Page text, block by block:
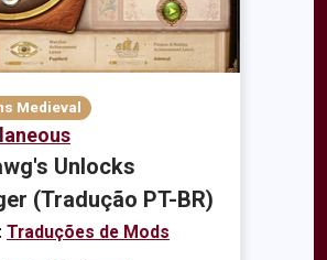
Medieval
Unlocks
(Tradução PT-BR)
Traduções de Mods